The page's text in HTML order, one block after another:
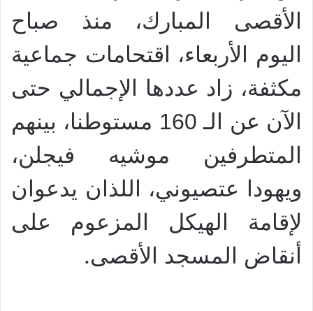
الأقصى المبارك، منذ صباح
اليوم الأربعاء، اقتحامات جماعية
مكثفة، زاد عددها الإجمالي حتى
الآن عن الـ 160 مستوطنا، بينهم
المتطرفين موشيه فيجلن،
ويهودا عتصيوني، اللذان يدعوان
لإقامة الهيكل المزعوم على
أنقاض المسجد الأقصى.